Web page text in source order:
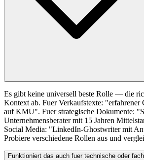
Es gibt keine universell beste Rolle — die
Kontext ab. Fuer Verkaufstexte:
auf KMU". Fuer strategische Dokumente:
Unternehmensberater mit 15 Jahren
Social Media: "LinkedIn-Ghostwriter mit
Probiere verschiedene Rollen aus und
Funktioniert das auch fuer technische oder